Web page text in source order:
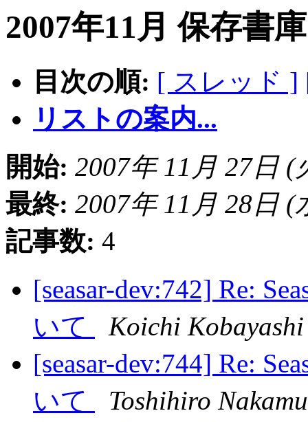
2007年11月 保存書
目次の順: [ スレッド ]
リストの案内...
開始: 2007年 11月 27日 (
最終: 2007年 11月 28日 (
記事数: 4
[seasar-dev:742] Re:
いて
Koichi Kobayashi
[seasar-dev:744] Re:
いて
Toshihiro